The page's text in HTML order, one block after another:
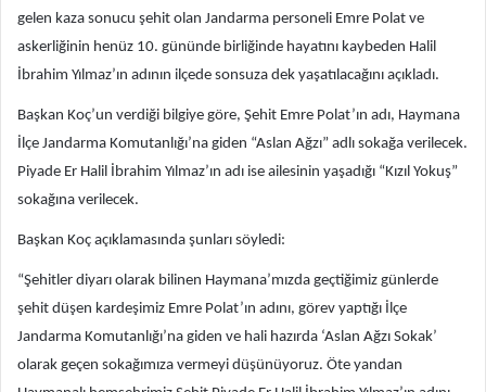
gelen kaza sonucu şehit olan Jandarma personeli Emre Polat ve
askerliğinin henüz 10. gününde birliğinde hayatını kaybeden Halil
İbrahim Yılmaz’ın adının ilçede sonsuza dek yaşatılacağını açıkladı.
Başkan Koç’un verdiği bilgiye göre, Şehit Emre Polat’ın adı, Haymana
İlçe Jandarma Komutanlığı’na giden “Aslan Ağzı” adlı sokağa verilecek.
Piyade Er Halil İbrahim Yılmaz’ın adı ise ailesinin yaşadığı “Kızıl Yokuş”
sokağına verilecek.
Başkan Koç açıklamasında şunları söyledi:
“Şehitler diyarı olarak bilinen Haymana’mızda geçtiğimiz günlerde
şehit düşen kardeşimiz Emre Polat’ın adını, görev yaptığı İlçe
Jandarma Komutanlığı’na giden ve hali hazırda ‘Aslan Ağzı Sokak’
olarak geçen sokağımıza vermeyi düşünüyoruz. Öte yandan